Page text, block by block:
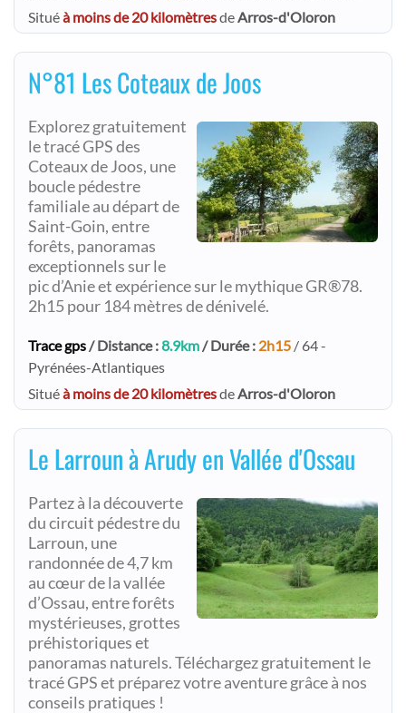
Situéà moins de 20 kilomètresdeArros-d'Oloron
N°81 Les Coteaux de Joos
Explorez gratuitement
le tracé GPS des
Coteaux de Joos, une
boucle pédestre
familiale au départ de
Saint-Goin, entre
forêts, panoramas
exceptionnels sur le
pic d’Anie et expérience sur le mythique GR®78.
2h15 pour 184 mètres de dénivelé.
Trace gps/ Distance :8.9km/ Durée : 2h15 / 64 -
Pyrénées-Atlantiques
Situéà moins de 20 kilomètresdeArros-d'Oloron
Le Larroun à Arudy en Vallée d'Ossau
Partez à la découverte
du circuit pédestre du
Larroun, une
randonnée de 4,7 km
au cœur de la vallée
d’Ossau, entre forêts
mystérieuses, grottes
préhistoriques et
panoramas naturels. Téléchargez gratuitement le
tracé GPS et préparez votre aventure grâce à nos
conseils pratiques !